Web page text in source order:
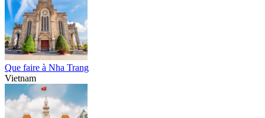
Que faire à Nha Trang
Vietnam